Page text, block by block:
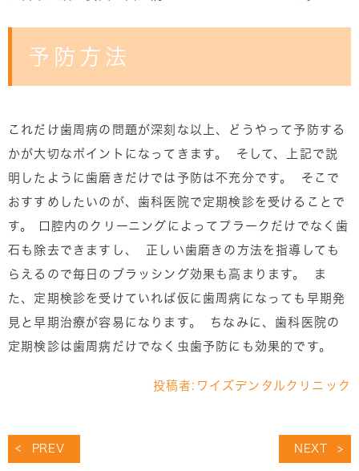
予防方法
これだけ歯周病の問題が深刻な以上、どうやって予防する
かが大切なポイントになってきます。 そして、上記で説
明したように歯磨きだけでは予防は不充分です。 そこで
おすすめしたいのが、歯科医院で定期検診を受けることで
す。 口腔内のクリーニングによってプラークだけでなく歯
石も除去できますし、 正しい歯磨きの方法を指導しても
らえるので毎日のブラッシング効果も高まります。 ま
た、定期検診を受けていれば仮に歯周病になっても早期発
見と早期治療が容易になります。 ちなみに、歯科医院の
定期検診は歯周病だけでなく虫歯予防にも効果的です。
投稿者: ワイズデンタルクリニック
PREV NEXT